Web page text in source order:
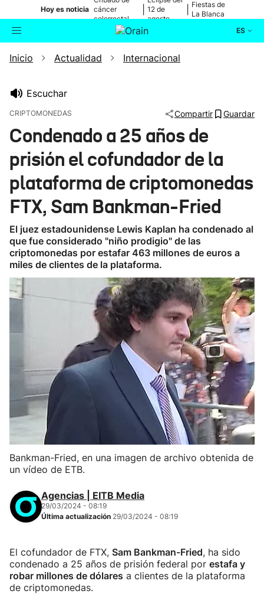
Hoy es noticia cáncer
colorrectal
12 de
agosto
Fiestas de
La Blanca
ES
Buscador Actualidad
Ikusmiran
Eguraldia
Inicio Actualidad Internacional
Escuchar
CRIPTOMONEDAS Compartir Guardar
Condenado a 25 años de
prisión el cofundador de la
plataforma de criptomonedas
FTX, Sam Bankman-Fried
El juez estadounidense Lewis Kaplan ha condenado al
que fue considerado "niño prodigio" de las
criptomonedas por estafar 463 millones de euros a
miles de clientes de la plataforma.
Bankman-Fried, en una imagen de archivo obtenida de
un vídeo de ETB.
Agencias | EITB Media
29/03/2024 - 08:19
Última actualización 29/03/2024 - 08:19
El cofundador de FTX, Sam Bankman-Fried, ha sido
condenado a 25 años de prisión federal por estafa y
robar millones de dólares a clientes de la plataforma
de criptomonedas.